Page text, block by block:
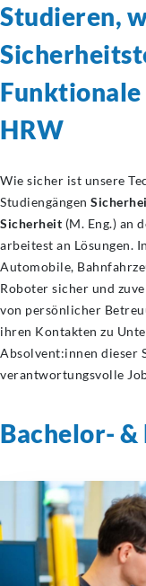
Studieren,
HRW
Wie sicher ist unsere
Studiengängen
Sicherheit (M. Eng.) an
arbeitest an Lösungen.
Automobile,
Roboter sicher und
von persönlicher
ihren Kontakten zu
Absolvent:innen dieser
verantwortungsvolle
Bachelor- &